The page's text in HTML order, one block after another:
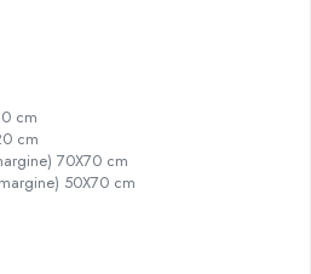
cm
cm
70X70 cm
50X70 cm